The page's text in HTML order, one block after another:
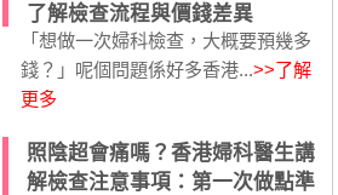
了解檢查流程與價錢差異
「想做一次婦科檢查，大概要預幾多
錢？」呢個問題係好多香港...>>了解
更多
照陰超會痛嗎？香港婦科醫生講
解檢查注意事項：第一次做點準